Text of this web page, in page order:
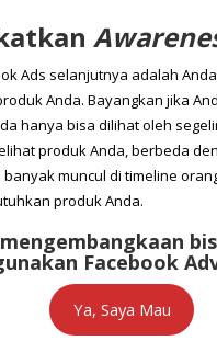
Ads selanjutnya adalah
Anda. Bayangkan jika
hanya bisa dilihat oleh
produk Anda, berbeda
muncul di timeline
produk Anda.
Facebook
Ya, Saya Mau